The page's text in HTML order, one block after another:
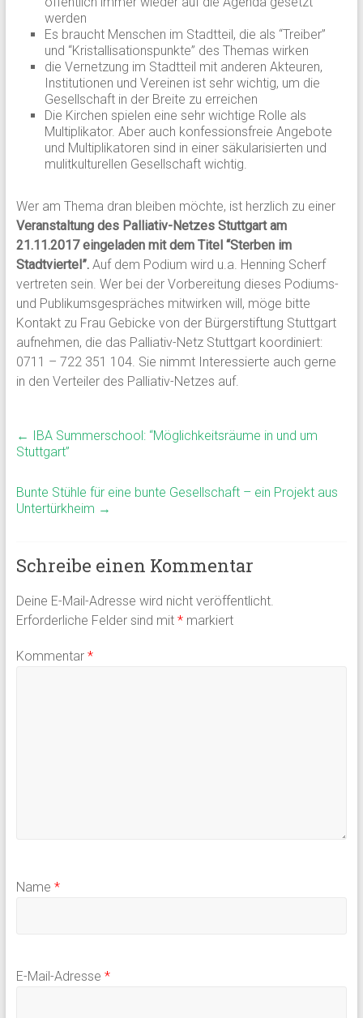
werden
Es braucht Menschen im Stadtteil, die als “Treiber”
und “Kristallisationspunkte” des Themas wirken
die Vernetzung im Stadtteil mit anderen Akteuren,
Institutionen und Vereinen ist sehr wichtig, um die
Gesellschaft in der Breite zu erreichen
Die Kirchen spielen eine sehr wichtige Rolle als
Multiplikator. Aber auch konfessionsfreie Angebote
und Multiplikatoren sind in einer säkularisierten und
mulitkulturellen Gesellschaft wichtig.
Wer am Thema dran bleiben möchte, ist herzlich zu einer
Veranstaltung des Palliativ-Netzes Stuttgart am
21.11.2017 eingeladen mit dem Titel “Sterben im
Stadtviertel”.Auf dem Podium wird u.a. Henning Scherf
vertreten sein. Wer bei der Vorbereitung dieses Podiums-
und Publikumsgespräches mitwirken will, möge bitte
Kontakt zu Frau Gebicke von der Bürgerstiftung Stuttgart
aufnehmen, die das Palliativ-Netz Stuttgart koordiniert:
0711 – 722 351 104. Sie nimmt Interessierte auch gerne
in den Verteiler des Palliativ-Netzes auf.
←
IBA Summerschool: “Möglichkeitsräume in und um
Stuttgart”
Bunte Stühle für eine bunte Gesellschaft – ein Projekt aus
Untertürkheim →
Schreibe einen Kommentar
Deine E-Mail-Adresse wird nicht veröffentlicht.
Erforderliche Felder sind mit *markiert
Kommentar *
Name *
E-Mail-Adresse *